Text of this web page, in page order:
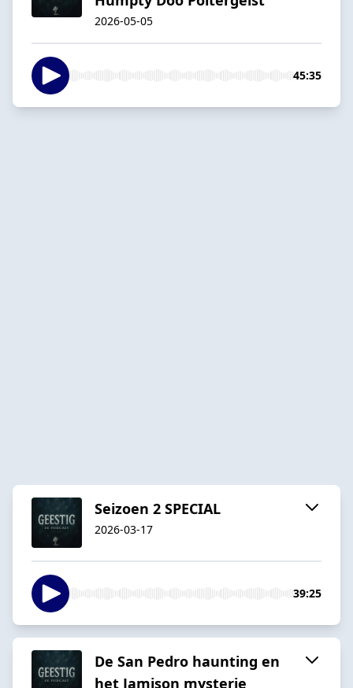
2026-05-05
45:35
Seizoen 2 SPECIAL
2026-03-17
39:25
De San Pedro haunting en
het Jamison mysterie